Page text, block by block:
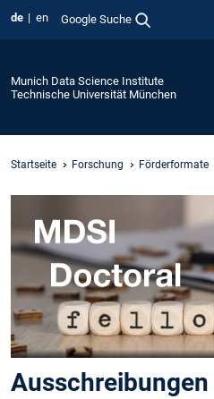
de en Google Suche
Munich Data Science Institute
Technische Universität München
Startseite Forschung Förderformate